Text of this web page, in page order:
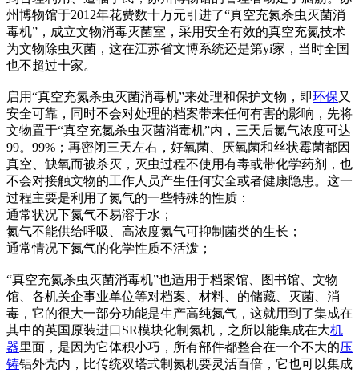
州博物馆于2012年花费数十万元引进了“真空充氮杀虫灭菌消
毒机”，成立文物消毒灭菌室，采用安全有效的真空充氮技术
为文物除虫灭菌，这在江苏省文博系统还是第yi家，当时全国
也不超过十家。
启用“真空充氮杀虫灭菌消毒机”来处理和保护文物，即环保又
安全可靠，同时不会对处理的档案带来任何有害的影响，先将
文物置于“真空充氮杀虫灭菌消毒机”内，三天后氮气浓度可达
99。99%；再密闭三天左右，好氧菌、厌氧菌和丝状霉菌都因
真空、缺氧而被杀灭，灭虫过程不使用有毒或带化学药剂，也
不会对接触文物的工作人员产生任何安全或者健康隐患。这一
过程主要是利用了氮气的一些特殊的性质：
通常状况下氮气不易溶于水；
氮气不能供给呼吸、高浓度氮气可抑制菌类的生长；
通常情况下氮气的化学性质不活泼；
“真空充氮杀虫灭菌消毒机”也适用于档案馆、图书馆、文物
馆、各机关企事业单位等对档案、材料、的储藏、灭菌、消
毒，它的很大一部分功能是生产高纯氮气，这就用到了集成在
其中的英国原装进口SR模块化制氮机，之所以能集成在大机
器里面，是因为它体积小巧，所有部件都整合在一个不大的压
铸铝外壳内，比传统双塔式制氮机要灵活百倍，它也可以集成